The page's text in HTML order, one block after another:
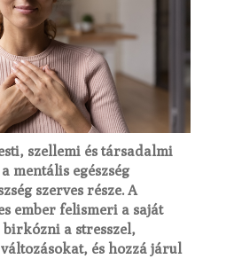
szellemi és társadalmi
mentális egészség
szerves része. A
ember felismeri a saját
birkózni a stresszel,
és hozzá járul